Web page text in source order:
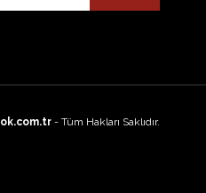
- Tüm Hakları Saklıdır.